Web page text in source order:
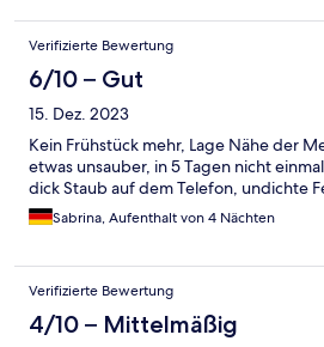
Verifizierte Bewertung
6/10 – Gut
15. Dez. 2023
Kein Frühstück mehr, Lage Nähe der
etwas unsauber, in 5 Tagen nicht
dick Staub auf dem Telefon, undichte
Sabrina, Aufenthalt von 4 Nächten
Verifizierte Bewertung
4/10 – Mittelmäßig